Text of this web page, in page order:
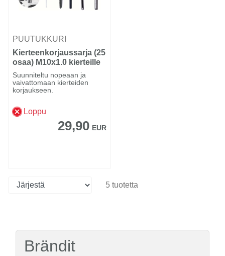
PUUTUKKURI
Kierteenkorjaussarja (25
osaa) M10x1.0 kierteille
Suunniteltu nopeaan ja
vaivattomaan kierteiden
korjaukseen.
Loppu
29,90 EUR
5 tuotetta
Brändit